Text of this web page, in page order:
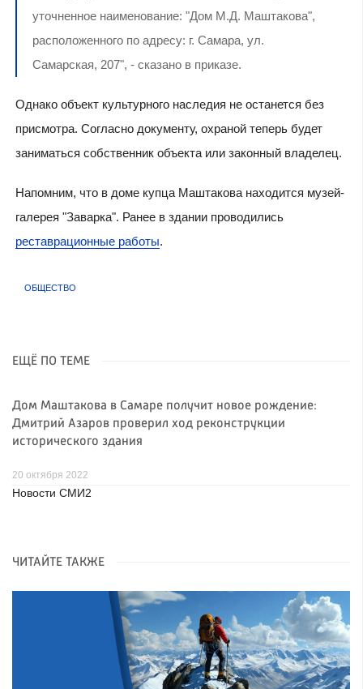
уточненное наименование: "Дом М.Д. Маштакова",
расположенного по адресу: г. Самара, ул.
Самарская, 207", - сказано в приказе.
Однако объект культурного наследия не останется без
присмотра. Согласно документу, охраной теперь будет
заниматься собственник объекта или законный владелец.
Напомним, что в доме купца Маштакова находится музей-
галерея "Заварка". Ранее в здании проводились
реставрационные работы.
ОБЩЕСТВО
ЕЩЁ ПО ТЕМЕ
Дом Маштакова в Самаре получит новое рождение:
Дмитрий Азаров проверил ход реконструкции
исторического здания
20 октября 2022
Новости СМИ2
ЧИТАЙТЕ ТАКЖЕ